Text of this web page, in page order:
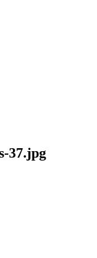
37.jpg